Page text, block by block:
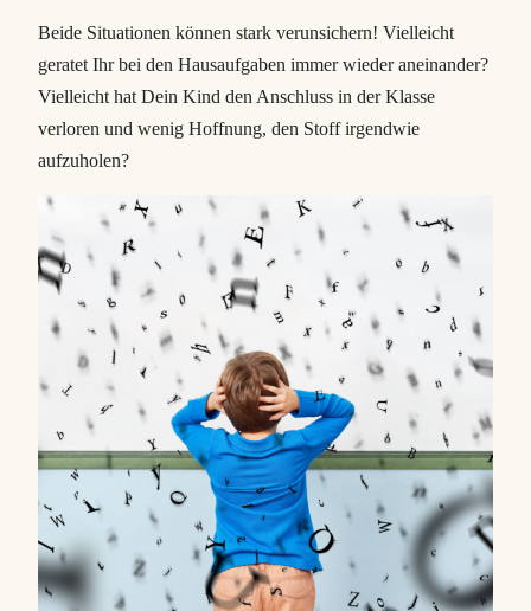
Beide Situationen können stark verunsichern! Vielleicht
geratet Ihr bei den Hausaufgaben immer wieder aneinander?
Vielleicht hat Dein Kind den Anschluss in der Klasse
verloren und wenig Hoffnung, den Stoff irgendwie
aufzuholen?